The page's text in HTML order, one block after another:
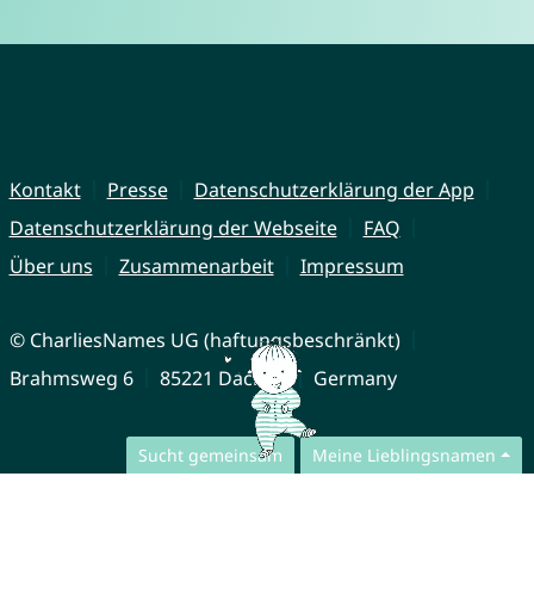
Sucht gemeinsam Meine Lieblingsnamen
Kontakt Presse
Datenschutzerklärung der App
Datenschutzerklärung der Webseite
FAQ
Über uns
Zusammenarbeit Impressum
© CharliesNames UG (haftungsbeschränkt)
Brahmsweg 6
85221 Dachau Germany